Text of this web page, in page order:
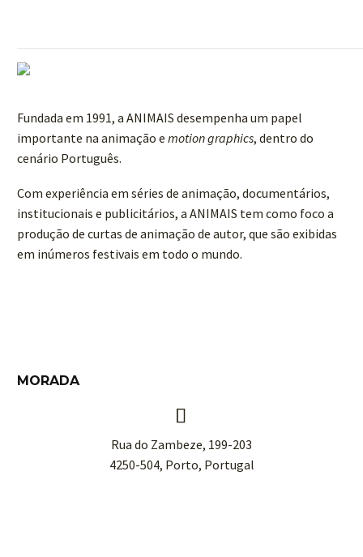
Fundada em 1991, a ANIMAIS desempenha um papel
importante na animação e motion graphics, dentro do
cenário Português.
Com experiência em séries de animação, documentários,
institucionais e publicitários, a ANIMAIS tem como foco a
produção de curtas de animação de autor, que são exibidas
em inúmeros festivais em todo o mundo.
MORADA


Rua do Zambeze, 199-203
4250-504, Porto, Portugal